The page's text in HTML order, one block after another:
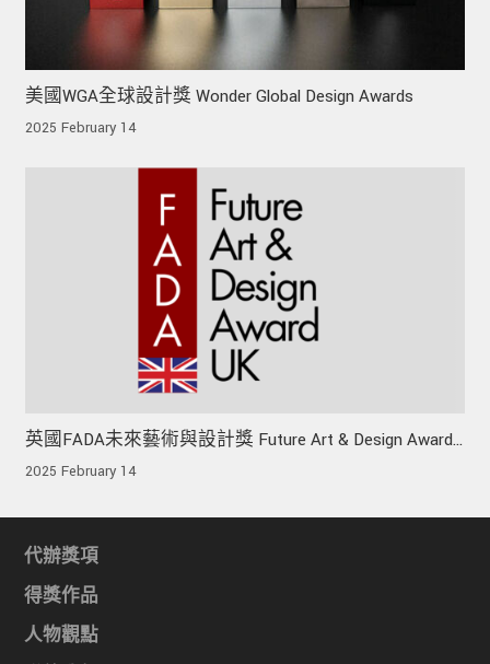
美國WGA全球設計獎 Wonder Global Design Awards
2025 February 14
英國FADA未來藝術與設計獎 Future Art & Design Award
UK
2025 February 14
代辦獎項
得獎作品
人物觀點